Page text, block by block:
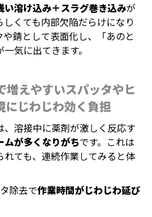
い溶け込み＋スラグ巻き込みが
くても内部欠陥だらけになり
錆として表面化し、「あのと
気に出てきます。
増えやすいスパッタやヒ
にじわじわ効く負担
、溶接中に薬剤が激しく反応す
ムが多くなりがちです。これは
れても、連続作業してみると体
除去で作業時間がじわじわ延び